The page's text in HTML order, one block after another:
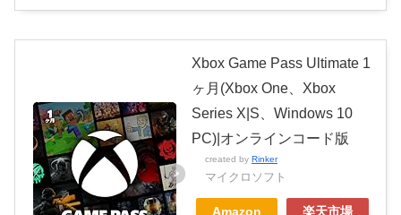
Xbox Game Pass Ultimate 1
ヶ月(Xbox One、Xbox
Series X|S、Windows 10
PC)|オンラインコード版
created by Rinker
マイクロソフト
Amazon 楽天市場